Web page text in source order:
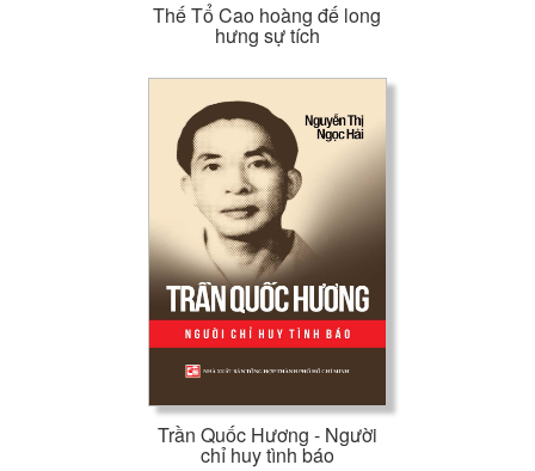
Thế Tổ Cao hoàng đế long
hưng sự tích
Trần Quốc Hương - Người
chỉ huy tình báo